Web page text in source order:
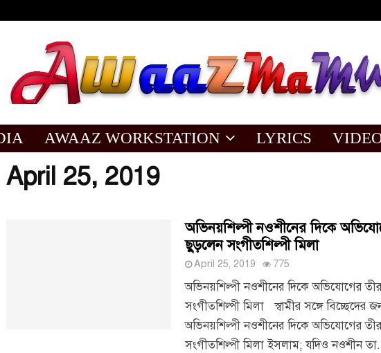
AWAAZ WORKSTATION LYRICS
April 25, 2019
অভিনয়শিল্পী নওশীনের দিকে
ছুড়লেন সংগীতশিল্পী মিলা
April 25, 2019 775
অভিনয়শিল্পী নওশীনের দিকে অভিযোগের
সংগীতশিল্পী মিলা স্বামীর সঙ্গে বিচ্ছেদের
অভিনয়শিল্পী নওশীনের দিকে অভিযোগের
সংগীতশিল্পী মিলা ইসলাম; যদিও নওশীন